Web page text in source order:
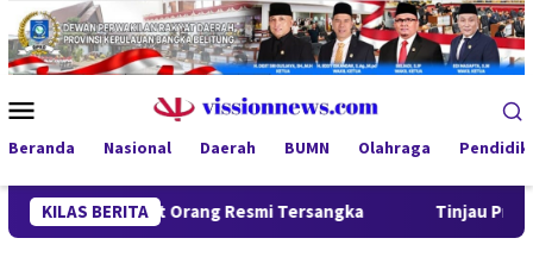
Loncat
ke
konten
Mobile
Beranda Nasional Daerah BUMN Olahraga
KILAS BERITA
Orang Resmi Tersangka Tinjau Program MBG 3B